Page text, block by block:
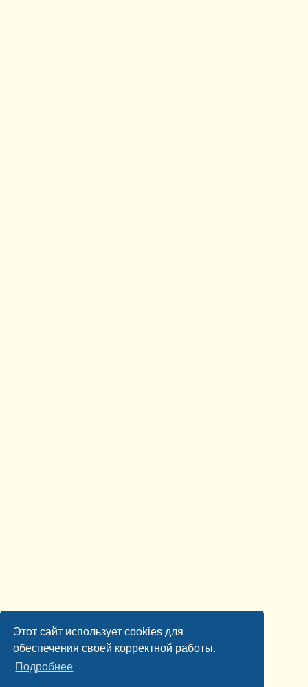
Этот сайт использует cookies для
обеспечения своей корректной работы.
Подробнее